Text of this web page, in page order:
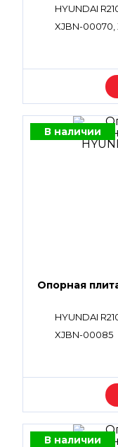
HYUNDAI
XJBN-00070,
В наличии
Опорная
HYUNDAI
XJBN-00085
В наличии